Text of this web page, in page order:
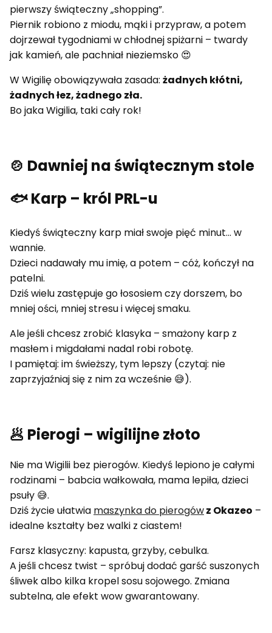
pierwszy świąteczny „shopping”.
Piernik robiono z miodu, mąki i przypraw, a potem
dojrzewał tygodniami w chłodnej spiżarni – twardy
jak kamień, ale pachniał nieziemsko 😍
W Wigilię obowiązywała zasada: żadnych kłótni,
żadnych łez, żadnego zła.
Bo jaka Wigilia, taki cały rok!
🍲 Dawniej na świątecznym stole
🐟 Karp – król PRL-u
Kiedyś świąteczny karp miał swoje pięć minut... w
wannie.
Dzieci nadawały mu imię, a potem – cóż, kończył na
patelni.
Dziś wielu zastępuje go łososiem czy dorszem, bo
mniej ości, mniej stresu i więcej smaku.
Ale jeśli chcesz zrobić klasyka – smażony karp z
masłem i migdałami nadal robi robotę.
I pamiętaj: im świeższy, tym lepszy (czytaj: nie
zaprzyjaźniaj się z nim za wcześnie 😅).
🥟 Pierogi – wigilijne złoto
Nie ma Wigilii bez pierogów. Kiedyś lepiono je całymi
rodzinami – babcia wałkowała, mama lepiła, dzieci
psuły 😅.
Dziś życie ułatwia maszynka do pierogówz Okazeo –
idealne kształty bez walki z ciastem!
Farsz klasyczny: kapusta, grzyby, cebulka.
A jeśli chcesz twist – spróbuj dodać garść suszonych
śliwek albo kilka kropel sosu sojowego. Zmiana
subtelna, ale efekt wow gwarantowany.